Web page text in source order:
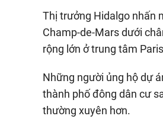
Thị trưởng Hidalgo nhấn
Champ-de-Mars dưới
rộng lớn ở trung tâm
Những người ủng hộ dự
thành phố đông dân cư
thường xuyên hơn.